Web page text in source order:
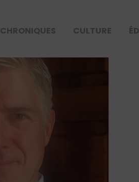
CHRONIQUES CULTURE